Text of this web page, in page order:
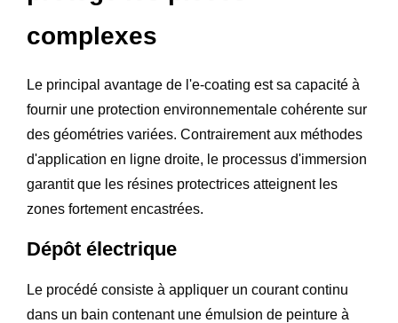
complexes
Le principal avantage de l'e-coating est sa capacité à
fournir une protection environnementale cohérente sur
des géométries variées. Contrairement aux méthodes
d'application en ligne droite, le processus d'immersion
garantit que les résines protectrices atteignent les
zones fortement encastrées.
Dépôt électrique
Le procédé consiste à appliquer un courant continu
dans un bain contenant une émulsion de peinture à